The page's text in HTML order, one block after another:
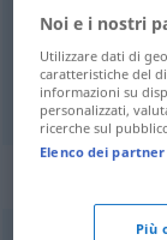
animador
vivificante
Noi e i nostri
Utilizzare dati di
caratteristiche del
informazioni su
personalizzati,
ricerche sul
Elenco dei
Più